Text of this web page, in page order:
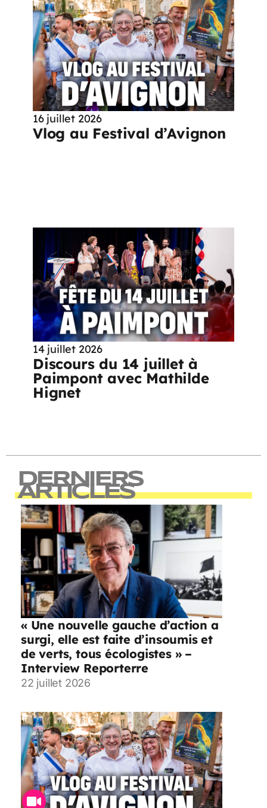
16 juillet 2026
Vlog au Festival d’Avignon
14 juillet 2026
Discours du 14 juillet à
Paimpont avec Mathilde
Hignet
DERNIERS
ARTICLES
« Une nouvelle gauche d’action a
surgi, elle est faite d’insoumis et
de verts, tous écologistes » –
Interview Reporterre
22 juillet 2026